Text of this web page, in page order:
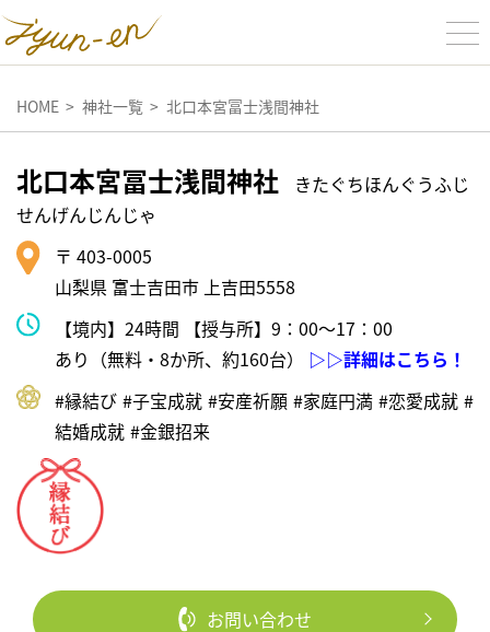
HOME 神社一覧 北口本宮冨士浅間神社
北口本宮冨士浅間神社
きたぐちほんぐうふじ
せんげんじんじゃ
〒 403-0005
山梨県 富士吉田市 上吉田5558
【境内】24時間 【授与所】9：00～17：00
あり（無料・8か所、約160台） ▷▷詳細はこちら！
#縁結び #⼦宝成就 #安産祈願 #家庭円満 #恋愛成就 #
結婚成就 #⾦銀招来
お問い合わせ